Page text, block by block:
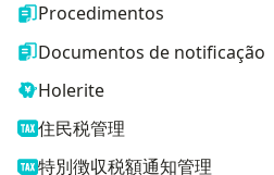
Procedimentos
Documentos de notificação
Holerite
住民税管理
特別徴収税額通知管理